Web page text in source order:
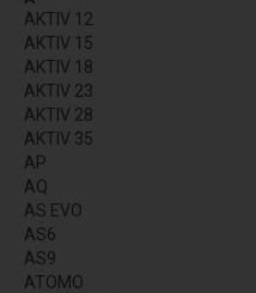
AKTIV 12
AKTIV 15
AKTIV 18
AKTIV 23
AKTIV 28
AKTIV 35
AP
AQ
AS EVO
AS6
AS9
ATOMO